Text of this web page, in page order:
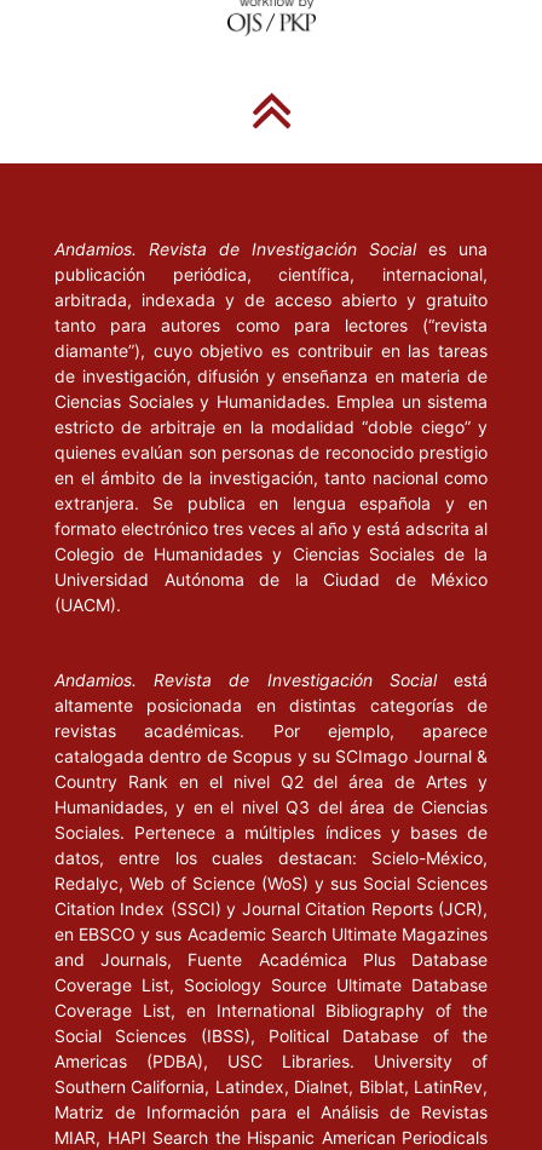
Andamios. Revista de Investigación Social es una
publicación periódica, científica, internacional,
arbitrada, indexada y de acceso abierto y gratuito
tanto para autores como para lectores (“revista
diamante”), cuyo objetivo es contribuir en las tareas
de investigación, difusión y enseñanza en materia de
Ciencias Sociales y Humanidades. Emplea un sistema
estricto de arbitraje en la modalidad “doble ciego” y
quienes evalúan son personas de reconocido prestigio
en el ámbito de la investigación, tanto nacional como
extranjera. Se publica en lengua española y en
formato electrónico tres veces al año y está adscrita al
Colegio de Humanidades y Ciencias Sociales de la
Universidad Autónoma de la Ciudad de México
(UACM).
Andamios. Revista de Investigación Socialestá
altamente posicionada en distintas categorías de
revistas académicas. Por ejemplo, aparece
catalogada dentro de Scopus y su SCImago Journal &
Country Rank en el nivel Q2 del área de Artes y
Humanidades, y en el nivel Q3 del área de Ciencias
Sociales. Pertenece a múltiples índices y bases de
datos, entre los cuales destacan: Scielo-México,
Redalyc, Web of Science (WoS) y sus Social Sciences
Citation Index (SSCI) y Journal Citation Reports (JCR),
en EBSCO y sus Academic Search Ultimate Magazines
and Journals, Fuente Académica Plus Database
Coverage List, Sociology Source Ultimate Database
Coverage List, en International Bibliography of the
Social Sciences (IBSS), Political Database of the
Americas (PDBA), USC Libraries. University of
Southern California, Latindex, Dialnet, Biblat, LatinRev,
Matriz de Información para el Análisis de Revistas
MIAR, HAPI Search the Hispanic American Periodicals